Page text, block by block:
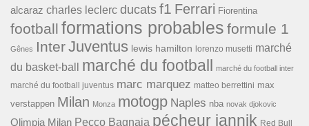
alcaraz charles leclerc ducats f1 Ferrari Fiorentina
football formations probables formule 1
Gênes InterJuventus lewis hamilton lorenzo musetti marché
du basket-ball
marché du football marché du football inter
marché du football juventus marc marquez matteo berrettini max
verstappen Milan Monza motogp Naples nba novak djokovic
Olimpia Milan Pecco Bagnaia pécheur jannik Red Bull